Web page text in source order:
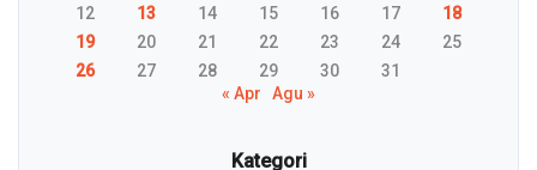
12
13 14 15 16 17
18
19
20 21 22 23 24
25
26
27 28 29 30
31
« Apr
Agu »
Kategori